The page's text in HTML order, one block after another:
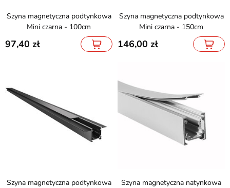
Szyna magnetyczna podtynkowa
Mini czarna - 100cm
97,40
Szyna magnetyczna podtynkowa
Mini czarna - 150cm
146,00
Szyna magnetyczna podtynkowa
Szyna magnetyczna natynkowa